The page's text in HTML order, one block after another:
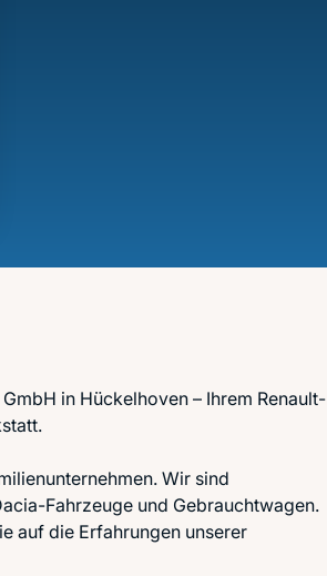
in Hückelhoven – Ihrem Renault-
Wir sind
Fahrzeuge und Gebrauchtwagen.
auf die Erfahrungen unserer